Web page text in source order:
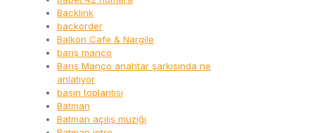
Backlink
backorder
Balkon Cafe & Nargile
barış manço
Barış Manço anahtar şarkısında ne
anlatıyor
basın toplantısı
Batman
Batman açılış müziği